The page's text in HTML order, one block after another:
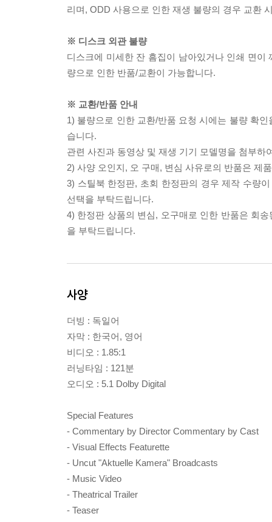
리며, ODD 사용으로 인한 재생 불량의 경우 교환
※ 디스크 외관 불량
디스크에 미세한 잔 흠집이 남아있거나 인쇄 면
량으로 인한 반품/교환이 가능합니다.
※ 교환/반품 안내
1) 불량으로 인한 교환/반품 요청 시에는 불량 확
습니다.
관련 사진과 동영상 및 재생 기기 모델명을 첨부하
2) 사양 오인지, 오 구매, 변심 사유로의 반품은 제
3) 스틸북 한정판, 초회 한정판의 경우 제작 수량
선택을 부탁드립니다.
4) 한정판 상품의 변심, 오구매로 인한 반품은 회
을 부탁드립니다.
사양
더빙 : 독일어
자막 : 한국어, 영어
비디오 : 1.85:1
러닝타임 : 121분
오디오 : 5.1 Dolby Digital
Special Features
- Commentary by Director Commentary by Cast
- Visual Effects Featurette
- Uncut "Aktuelle Kamera" Broadcasts
- Music Video
- Theatrical Trailer
- Teaser